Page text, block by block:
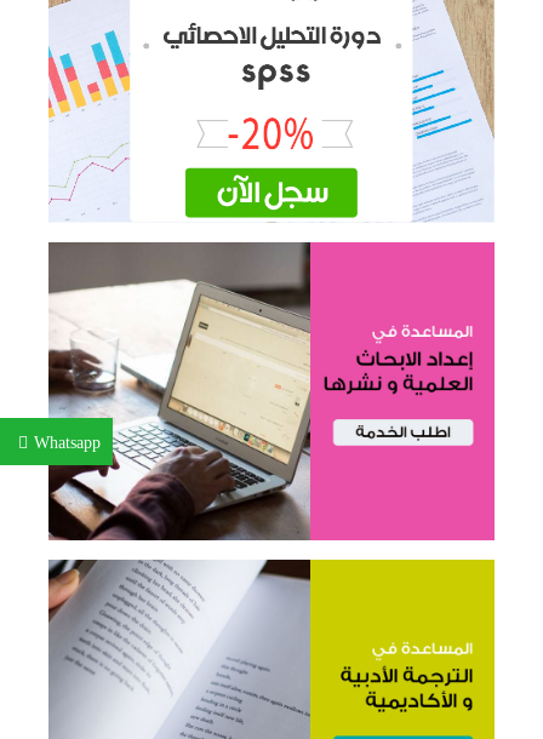
Whatsapp